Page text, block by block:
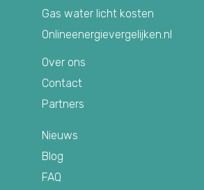
Gas water licht kosten
Onlineenergievergelijken.nl
Over ons
Contact
Partners
Nieuws
Blog
FAQ